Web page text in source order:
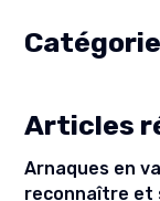
Articles
Arnaques en
reconnaître et